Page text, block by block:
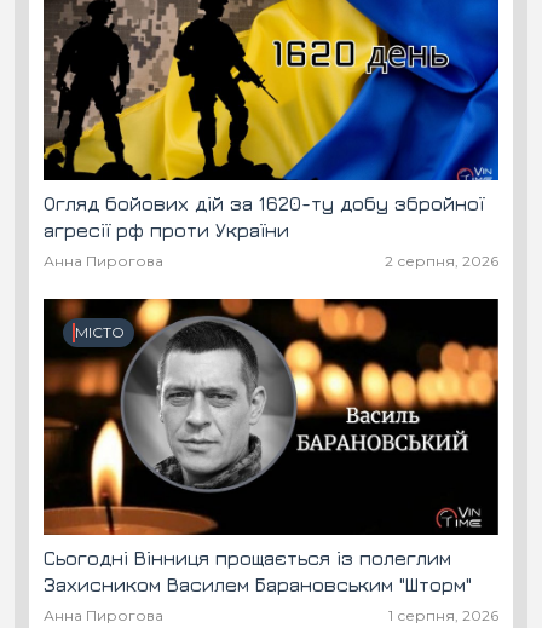
Огляд бойових дій за 1620-ту добу збройної
агресії рф проти України
Анна Пирогова 2 серпня, 2026
МІСТО
Сьогодні Вінниця прощається із полеглим
Захисником Василем Барановським "Шторм"
Анна Пирогова
1 серпня, 2026